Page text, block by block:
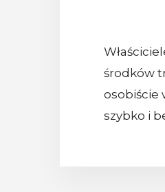
środków
osobiście
szybko i